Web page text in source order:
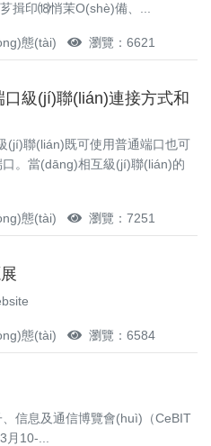
印⒅悄茉O(shè)備、...
態(tài) 瀏覽：6621
級(jí)聯(lián)連接方式和
(jí)聯(lián)既可使用普通端口也可
。當(dāng)相互級(jí)聯(lián)的
態(tài) 瀏覽：7251
態(tài) 瀏覽：6584
、信息及通信博覽會(huì)（CeBIT
10-...